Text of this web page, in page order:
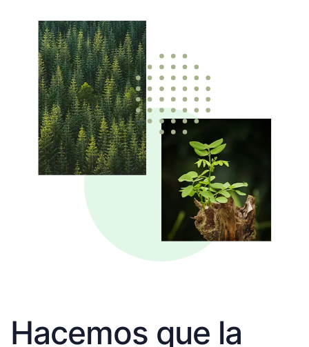
Hacemos que la